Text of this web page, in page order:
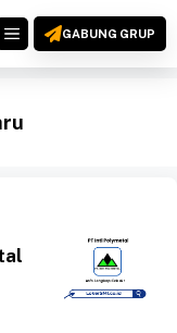
MENUGABUNG GRUP